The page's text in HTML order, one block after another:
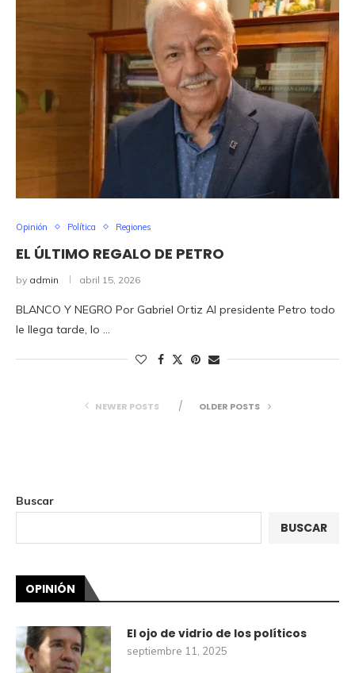
Opinión Política Regiones
EL ÚLTIMO REGALO DE PETRO
by admin abril 15, 2026
BLANCO Y NEGRO Por Gabriel Ortiz Al presidente Petro todo
le llega tarde, lo …
NEWER POSTS OLDER POSTS
Buscar
BUSCAR
OPINIÓN
El ojo de vidrio de los políticos
septiembre 11, 2025